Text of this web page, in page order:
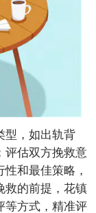
，如出轨背
评估双方挽救意
和最佳策略，
救的前提，花镇
等方式，精准评